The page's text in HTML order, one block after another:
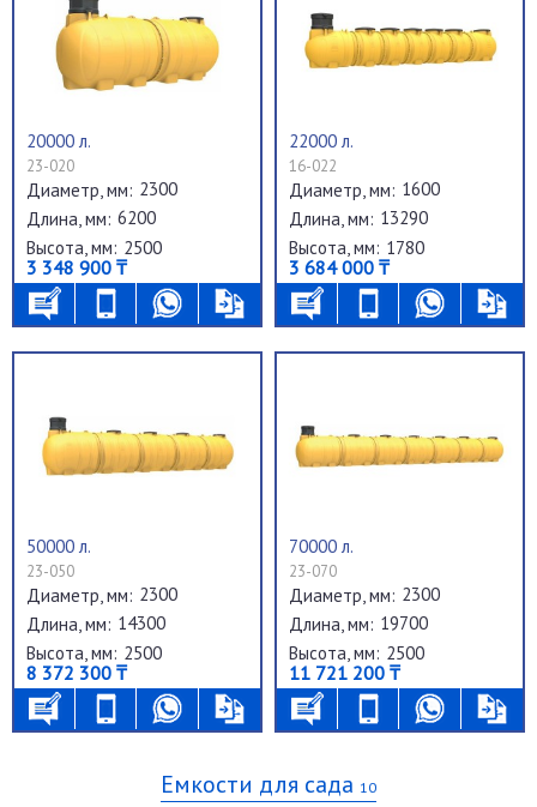
20000 л.
23-020
Диаметр, мм: 2300
Длина, мм: 6200
Высота, мм: 2500
3 348 900 ₸
22000 л.
16-022
Диаметр, мм: 1600
Длина, мм: 13290
Высота, мм: 1780
3 684 000 ₸
50000 л.
23-050
Диаметр, мм: 2300
Длина, мм: 14300
Высота, мм: 2500
8 372 300 ₸
70000 л.
23-070
Диаметр, мм: 2300
Длина, мм: 19700
Высота, мм: 2500
11 721 200 ₸
Емкости для сада 10